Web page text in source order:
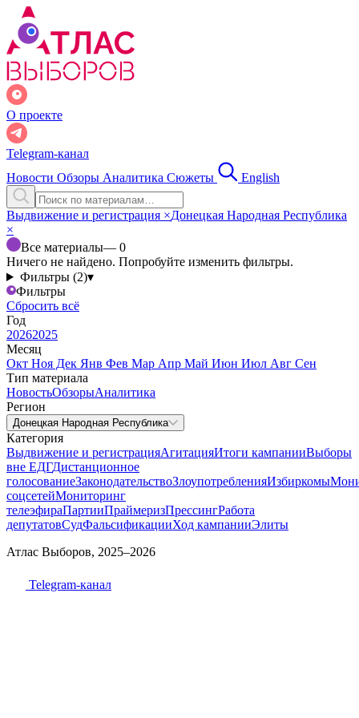
О проекте
Telegram-канал
Новости Обзоры Аналитика Сюжеты English
Выдвижение и регистрация ×Донецкая Народная Республика
×
Все материалы— 0
Ничего не найдено. Попробуйте изменить фильтры.
Фильтры (2)▾
Фильтры
Сбросить всё
Год
20262025
Месяц
Окт Ноя Дек Янв Фев Мар Апр Май Июн Июл Авг Сен
Тип материала
НовостьОбзорыАналитика
Регион
Донецкая Народная Республика
Категория
Выдвижение и регистрацияАгитацияИтоги кампанииВыборы
вне ЕДГДистанционное
голосованиеЗаконодательствоЗлоупотребленияИзбиркомы
соцсетейМониторинг
телеэфираПартииПраймеризПрессингРабота
депутатовСудФальсификацииХод кампанииЭлиты
Атлас Выборов, 2025–2026
Telegram-канал